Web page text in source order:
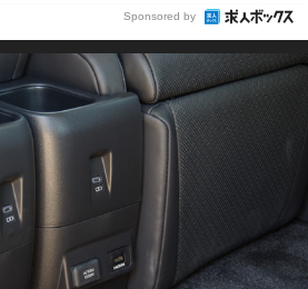
Sponsored by